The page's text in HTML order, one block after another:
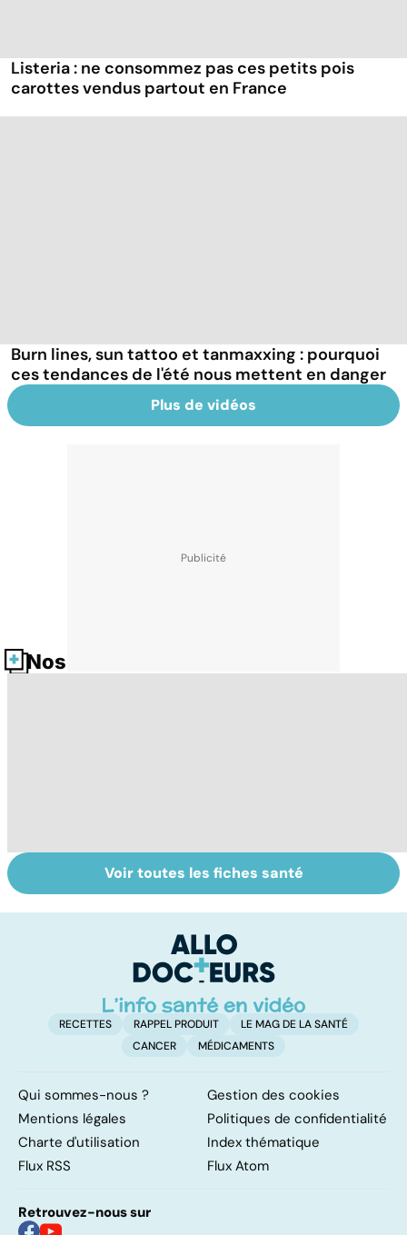
Listeria : ne consommez pas ces petits pois
carottes vendus partout en France
Burn lines, sun tattoo et tanmaxxing : pourquoi
ces tendances de l'été nous mettent en danger
Plus de vidéos
Nos fiches santé
Tout savoir sur
les infections
Inflammation des
amygdales : que
d'angine ?
Voir toutes les fiches santé
RECETTES RAPPEL PRODUIT
LE MAG DE LA SANTÉ
CANCER
MÉDICAMENTS
Qui sommes-nous ?
Gestion des cookies
Mentions légales
Politiques de confidentialité
Charte d'utilisation
Index thématique
Flux RSS
Flux Atom
Retrouvez-nous sur